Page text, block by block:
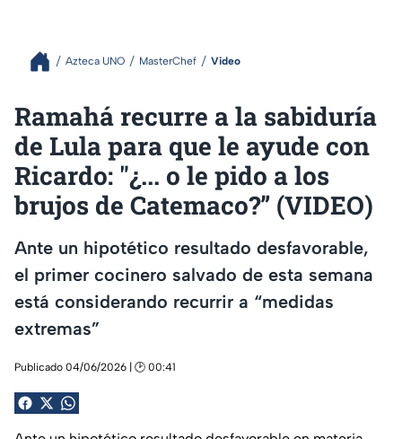
Azteca UNO MasterChef Video
Ramahá recurre a la sabiduría
de Lula para que le ayude con
Ricardo: "¿... o le pido a los
brujos de Catemaco?” (VIDEO)
Ante un hipotético resultado desfavorable,
el primer cocinero salvado de esta semana
está considerando recurrir a “medidas
extremas”
Publicado 04/06/2026 | 🕑 00:41